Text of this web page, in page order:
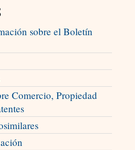
sobre el Boletín
Comercio, Propiedad